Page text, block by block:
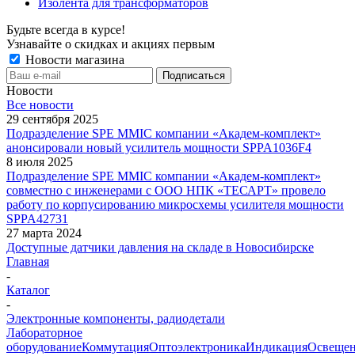
Изолента для трансформаторов
Будьте всегда в курсе!
Узнавайте о скидках и акциях первым
Новости магазина
Новости
Все новости
29 сентября 2025
Подразделение SPE MMIC компании «Академ-комплект»
анонсировали новый усилитель мощности SPPA1036F4
8 июля 2025
Подразделение SPE MMIC компании «Академ-комплект»
совместно с инженерами с ООО НПК «ТЕСАРТ» провело
работу по корпусированию микросхемы усилителя мощности
SPPA42731
27 марта 2024
Доступные датчики давления на складе в Новосибирске
Главная
-
Каталог
-
Электронные компоненты, радиодетали
Лабораторное
оборудованиеКоммутацияОптоэлектроникаИндикация